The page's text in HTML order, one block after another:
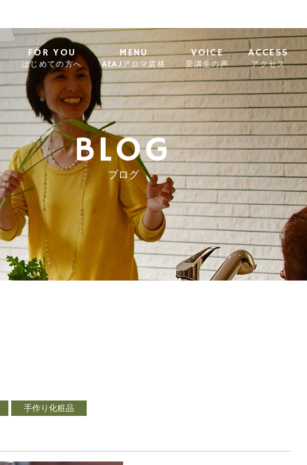
FOR YOU
はじめての方へ
MENU
AEAJアロマ資格
VOICE
受講生の声
ACCESS
アクセス
BLOG
ブログ
手作り化粧品